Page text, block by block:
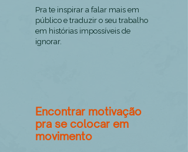
Pra te inspirar a falar mais em
público e traduzir o seu trabalho
em histórias impossíveis de
ignorar.
Encontrar motivação
pra se colocar em
movimento